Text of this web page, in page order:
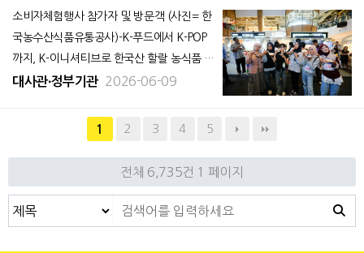
소비자체험행사 참가자 및 방문객 (사진= 한
국농수산식품유통공사)-K-푸드에서 K-POP
까지, K-이니셔티브로 한국산 할랄 농식품 수
출 확대 본격화 농림축산식품부(장관 송미
이하 aT)와 주인도네시아 대한민국대사관(대
사 윤순구)은 6월 5일부터 7일까지 인도네시
아 서부자바주 최대 경제·교육 중심지인 반둥
시
대사관∙정부기관 2026-06-09
1 2 3 4 5
전체 6,735건 1 페이지